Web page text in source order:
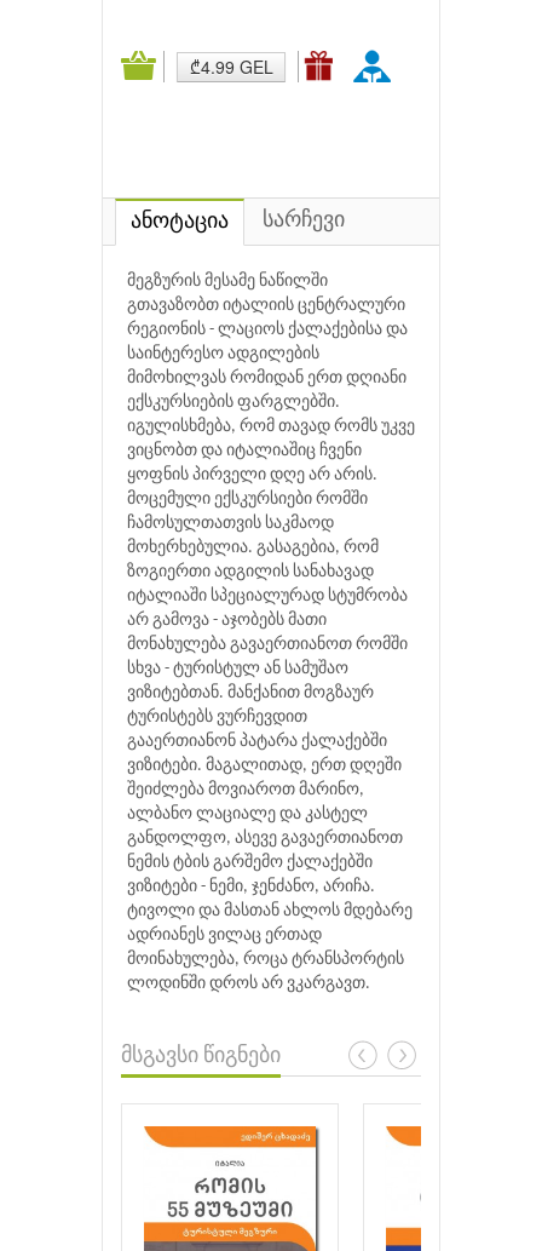
₾4.99 GEL
ანოტაცია სარჩევი
მეგზურის მესამე ნაწილში
გთავაზობთ იტალიის ცენტრალური
რეგიონის - ლაციოს ქალაქებისა და
საინტერესო ადგილების
მიმოხილვას რომიდან ერთ დღიანი
ექსკურსიების ფარგლებში.
იგულისხმება, რომ თავად რომს უკვე
ვიცნობთ და იტალიაშიც ჩვენი
ყოფნის პირველი დღე არ არის.
მოცემული ექსკურსიები რომში
ჩამოსულთათვის საკმაოდ
მოხერხებულია. გასაგებია, რომ
ზოგიერთი ადგილის სანახავად
იტალიაში სპეციალურად სტუმრობა
არ გამოვა - აჯობებს მათი
მონახულება გავაერთიანოთ რომში
სხვა - ტურისტულ ან სამუშაო
ვიზიტებთან. მანქანით მოგზაურ
ტურისტებს ვურჩევდით
გააერთიანონ პატარა ქალაქებში
ვიზიტები. მაგალითად, ერთ დღეში
შეიძლება მოვიაროთ მარინო,
ალბანო ლაციალე და კასტელ
განდოლფო, ასევე გავაერთიანოთ
ნემის ტბის გარშემო ქალაქებში
ვიზიტები - ნემი, ჯენძანო, არიჩა.
ტივოლი და მასთან ახლოს მდებარე
ადრიანეს ვილაც ერთად
მოინახულება, როცა ტრანსპორტის
ლოდინში დროს არ ვკარგავთ.
მსგავსი წიგნები